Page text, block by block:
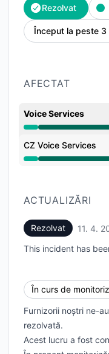
Rezolvat
Început la peste 3
AFECTAT
Voice Services
Operațional din
CZ Voice Services
Operațional din
ACTUALIZĂRI
Rezolvat 11. 4.
This incident has
În curs de
Furnizorii noștri ne-
rezolvată.
Acest lucru a fost